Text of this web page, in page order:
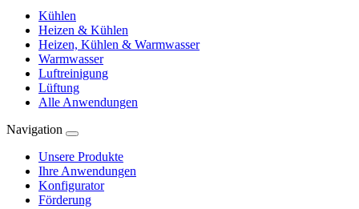
Kühlen
Heizen & Kühlen
Heizen, Kühlen & Warmwasser
Warmwasser
Luftreinigung
Lüftung
Alle Anwendungen
Navigation
Unsere Produkte
Ihre Anwendungen
Konfigurator
Förderung